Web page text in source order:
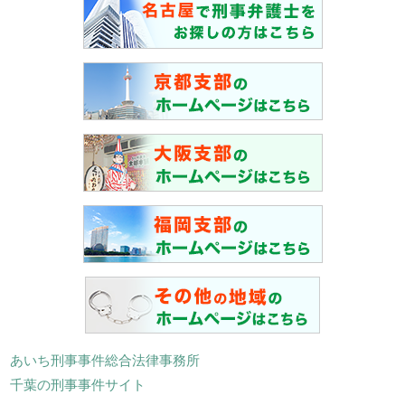
あいち刑事事件総合法律事務所
千葉の刑事事件サイト